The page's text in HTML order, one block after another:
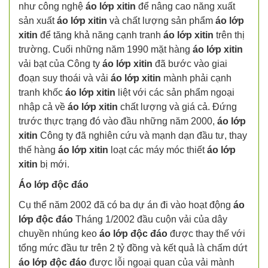
như công nghệ áo lớp xitin để nâng cao năng xuất
sản xuấtáo lớp xitin và chất lượng sản phẩm áo lớp
xitin để tăng khả năng cạnh tranh áo lớp xitin trên thị
trường. Cuối những năm 1990 mặt hàng áo lớp xitin
vải bạt của Công ty áo lớp xitin đã bước vào giai
đoạn suy thoái và vải áo lớp xitin mành phải cạnh
tranh khốc áo lớp xitin liệt với các sản phẩm ngoại
nhập cả về áo lớp xitin chất lượng và giá cả. Đứng
trước thực trạng đó vào đầu những năm 2000, áo lớp
xitin Công ty đã nghiên cứu và mạnh dạn đầu tư, thay
thế hàng áo lớp xitin loạt các máy móc thiếtáo lớp
xitin bị mới.
Áo lớp độc đáo
Cụ thể năm 2002 đã có ba dự án đi vào hoạt động áo
lớp độc đáo Tháng 1/2002 đầu cuộn vải của dây
chuyền nhúng keo áo lớp độc đáo được thay thế với
tổng mức đầu tư trên 2 tỷ đồng và kết quả là chấm dứt
áo lớp độc đáo được lỗi ngoại quan của vải mành